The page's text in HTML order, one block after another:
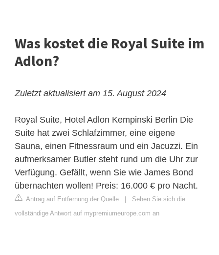
Was kostet die Royal Suite im
Adlon?
Zuletzt aktualisiert am 15. August 2024
Royal Suite, Hotel Adlon Kempinski Berlin Die
Suite hat zwei Schlafzimmer, eine eigene
Sauna, einen Fitnessraum und ein Jacuzzi. Ein
aufmerksamer Butler steht rund um die Uhr zur
Verfügung. Gefällt, wenn Sie wie James Bond
übernachten wollen! Preis: 16.000 € pro Nacht.
Antrag auf Entfernung der Quelle
Sehen Sie sich die
vollständige Antwort auf mypremiumeurope.com an